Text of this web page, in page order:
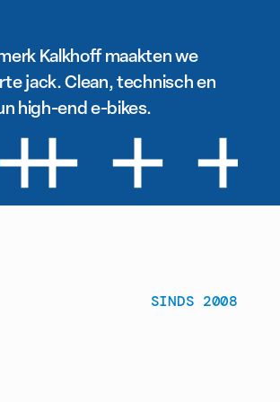
Kalkhoff maakten we
jack. Clean, technisch en
high-end e-bikes.
SINDS 2008